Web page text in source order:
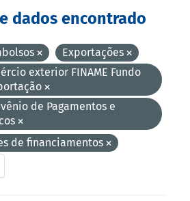
dados encontrado
Exportações
exterior FINAME Fundo
de Pagamentos e
de financiamentos